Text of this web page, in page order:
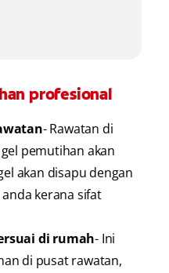
profesional
- Rawatan di
pemutihan akan
akan disapu dengan
kerana sifat
di rumah- Ini
di pusat rawatan,